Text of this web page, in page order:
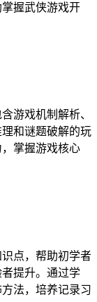
握武侠游戏开
游戏机制解析、
和谜题破解的玩
掌握游戏核心
点，帮助初学者
提升。通过学
法，培养记录习